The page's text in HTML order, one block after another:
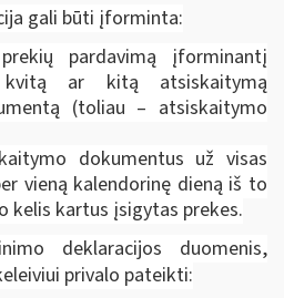
gali būti įforminta:
pardavimą įforminantį
ar kitą atsiskaitymą
(toliau – atsiskaitymo
dokumentus už visas
vieną kalendorinę dieną iš to
kelis kartus įsigytas prekes.
deklaracijos duomenis,
privalo pateikti: